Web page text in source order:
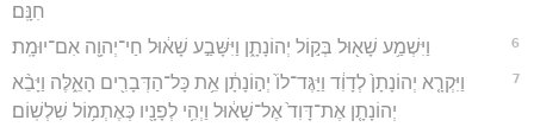
חִנָּֽם׃
6 וַיִּשְׁמַ֥ע שָׁא֖וּל בְּק֣וֹל יְהוֹנָתָ֑ן וַיִּשָּׁבַ֣ע שָׁא֔וּל חַי־יְהוָ֖ה אִם־יוּמָֽת׃
7
וַיִּקְרָ֤א יְהוֹנָתָן֙ לְדָוִ֔ד וַיַּגֶּד־לוֹ֙ יְה֣וֹנָתָ֔ן אֵ֥ת כָּל־הַדְּבָרִ֖ים הָאֵ֑לֶּה וַיָּבֵ֨א
יְהוֹנָתָ֤ן אֶת־דָּוִד֙ אֶל־שָׁא֔וּל וַיְהִ֥י לְפָנָ֖יו כְּאֶתְמ֥וֹל שִׁלְשֽׁוֹם׃